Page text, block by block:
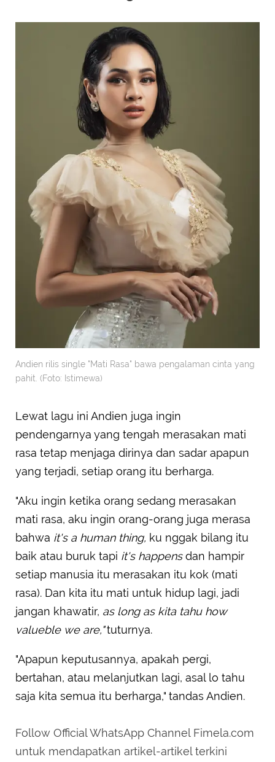
Andien rilis single "Mati Rasa" bawa pengalaman cinta yang
pahit. (Foto: Istimewa)
Lewat lagu ini Andien juga ingin
pendengarnya yang tengah merasakan mati
rasa tetap menjaga dirinya dan sadar apapun
yang terjadi, setiap orang itu berharga.
"Aku ingin ketika orang sedang merasakan
mati rasa, aku ingin orang-orang juga merasa
bahwa it's a human thing, ku nggak bilang itu
baik atau buruk tapi it's happensdan hampir
setiap manusia itu merasakan itu kok (mati
rasa). Dan kita itu mati untuk hidup lagi, jadi
jangan khawatir, as long as kita tahu how
valueble we are,"tuturnya.
"Apapun keputusannya, apakah pergi,
bertahan, atau melanjutkan lagi, asal lo tahu
saja kita semua itu berharga," tandas Andien.
Follow Official WhatsApp Channel Fimela.com
untuk mendapatkan artikel-artikel terkini